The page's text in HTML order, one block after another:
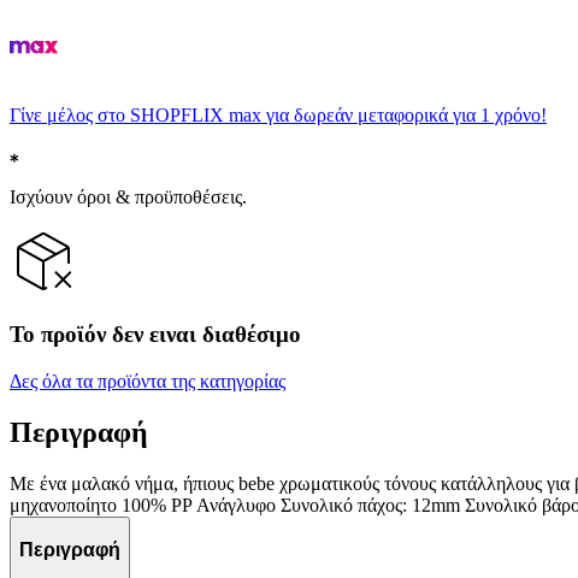
Γίνε μέλος στο SHOPFLIX max για δωρεάν μεταφορικά για 1 χρόνο!
Ισχύουν όροι & προϋποθέσεις.
Το προϊόν δεν ειναι διαθέσιμο
Δες όλα τα προϊόντα της κατηγορίας
Περιγραφή
Με ένα μαλακό νήμα, ήπιους bebe χρωματικούς τόνους κατάλληλους
μηχανοποίητο 100% PP Ανάγλυφο Συνολικό πάχος: 12mm Συνολικό
Περιγραφή